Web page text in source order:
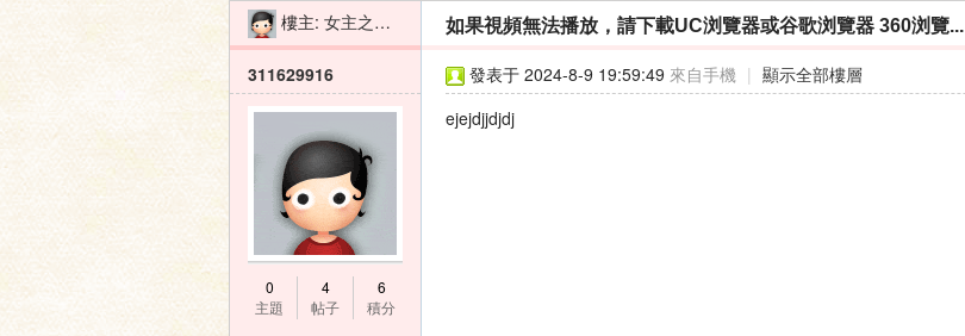
索
» › ›
樓主: 女主之家-二麻子 如果視頻無法播放，請下載UC浏覽器或谷歌浏覽器 360浏覽...
311629916
0
主題
4
帖子
6
積分
發表于 2024-8-9 19:59:49 來自手機 | 顯示全部樓層
ejejdjjdjdj